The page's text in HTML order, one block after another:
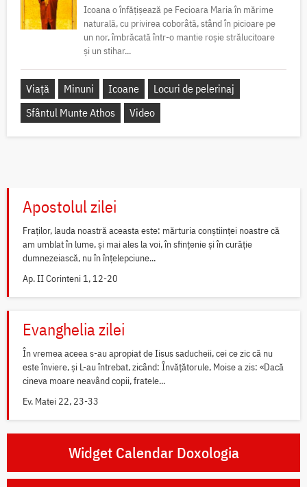
Icoana o înfățișează pe Fecioara Maria în mărime
naturală, cu privirea coborâtă, stând în picioare pe
un nor, îmbrăcată într-o mantie roșie strălucitoare
și un stihar...
Viață Minuni Icoane
Locuri de pelerinaj
Sfântul Munte Athos
Video
Apostolul zilei
Fraților, lauda noastră aceasta este: mărturia conștiinței noastre că
am umblat în lume, și mai ales la voi, în sfințenie și în curăție
dumnezeiască, nu în înțelepciune...
Ap. II Corinteni 1, 12-20
Evanghelia zilei
În vremea aceea s-au apropiat de Iisus saducheii, cei ce zic că nu
este înviere, și L-au întrebat, zicând: Învățătorule, Moise a zis: «Dacă
cineva moare neavând copii, fratele...
Ev. Matei 22, 23-33
Widget Calendar Doxologia